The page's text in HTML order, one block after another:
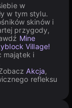
w
w tym stylu.
skinów i
przygody,
Mine
Village!
majątek i
Akcja,
refleksu